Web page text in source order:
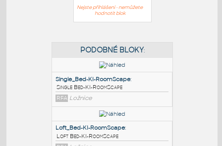
Nejste přihlášeni - nemůžete
hodnotit blok
PODOBNÉ BLOKY